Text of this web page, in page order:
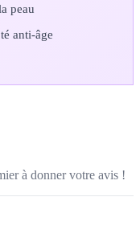
peau
anti-âge
à donner votre avis !